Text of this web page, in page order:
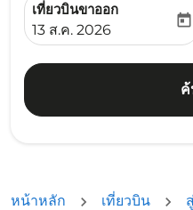
เที่ยวบินขาออก
fc-booking-departure-
13 ส.ค. 2026
today
หน้าหลัก เที่ยวบิน